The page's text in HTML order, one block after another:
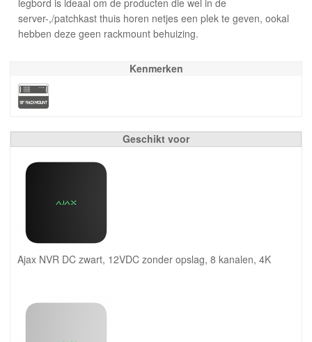
server-,/patchkast thuis horen netjes een plek te geven, ookal
hebben deze geen rackmount behuizing.
Kenmerken
Geschikt voor
Ajax NVR DC zwart, 12VDC zonder opslag, 8 kanalen, 4K